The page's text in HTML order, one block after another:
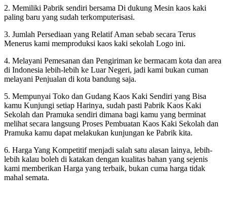
2. Memiliki Pabrik sendiri bersama Di dukung Mesin kaos kaki
paling baru yang sudah terkomputerisasi.
3. Jumlah Persediaan yang Relatif Aman sebab secara Terus
Menerus kami memproduksi kaos kaki sekolah Logo ini.
4. Melayani Pemesanan dan Pengiriman ke bermacam kota dan area
di Indonesia lebih-lebih ke Luar Negeri, jadi kami bukan cuman
melayani Penjualan di kota bandung saja.
5. Mempunyai Toko dan Gudang Kaos Kaki Sendiri yang Bisa
kamu Kunjungi setiap Harinya, sudah pasti Pabrik Kaos Kaki
Sekolah dan Pramuka sendiri dimana bagi kamu yang berminat
melihat secara langsung Proses Pembuatan Kaos Kaki Sekolah dan
Pramuka kamu dapat melakukan kunjungan ke Pabrik kita.
6. Harga Yang Kompetitif menjadi salah satu alasan lainya, lebih-
lebih kalau boleh di katakan dengan kualitas bahan yang sejenis
kami memberikan Harga yang terbaik, bukan cuma harga tidak
mahal semata.